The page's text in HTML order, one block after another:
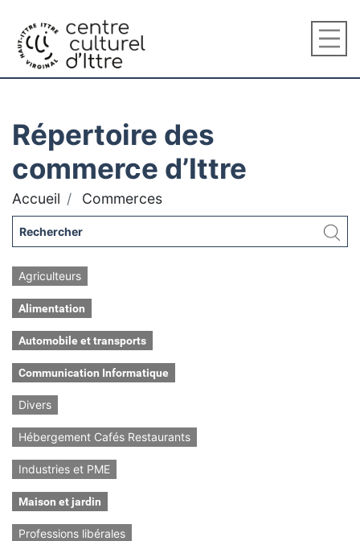
Répertoire des
commerce d’Ittre
Accueil Commerces
Agriculteurs
Alimentation
Automobile et transports
Communication Informatique
Divers
Hébergement Cafés Restaurants
Industries et PME
Maison et jardin
Professions libérales